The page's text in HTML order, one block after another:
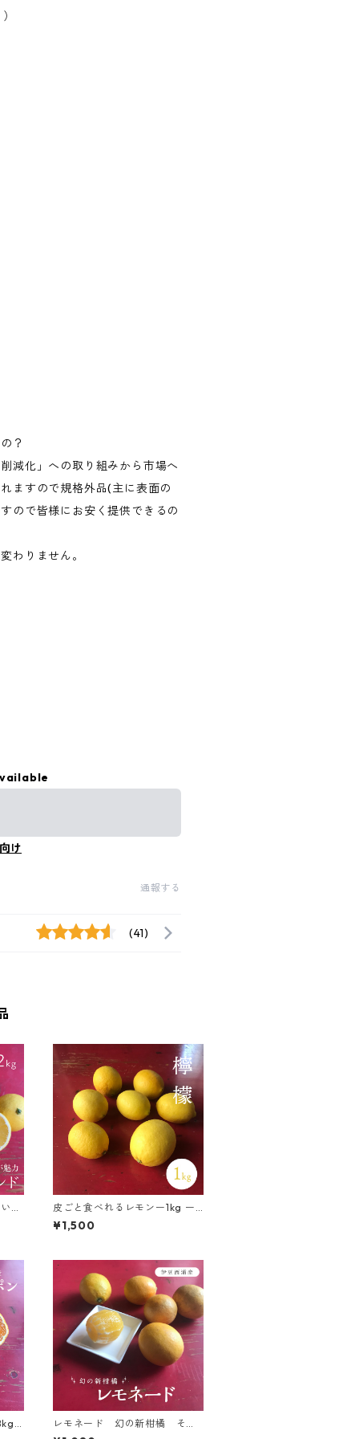
？
減化」への取り組みから市場へ
ますので規格外品(主に表面の
ので皆様にお安く提供できるの
わりません。
け
通報する
(41)
2
皮ごと食べれるレモンー1kg ー
湘南産
¥1,500
レモネード 幻の新柑橘 その
まま食べれる ー約1kgー